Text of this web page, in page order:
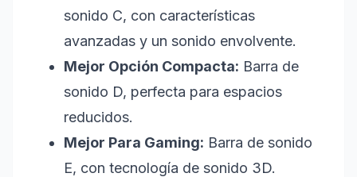
sonido C, con características
avanzadas y un sonido envolvente.
Mejor Opción Compacta: Barra de
sonido D, perfecta para espacios
reducidos.
Mejor Para Gaming: Barra de sonido
E, con tecnología de sonido 3D.